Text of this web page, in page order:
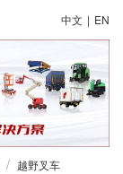
中文 | EN
/ 越野叉车